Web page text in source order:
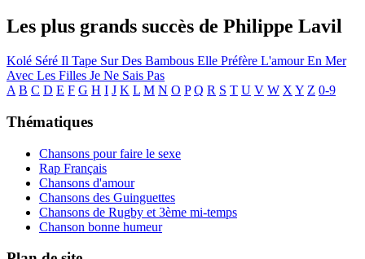
Les plus grands succès de Philippe Lavil
Kolé Séré Il Tape Sur Des Bambous Elle Préfère L'amour En Mer
Avec Les Filles Je Ne Sais Pas
A B C D E F G H I J K L M N O P Q R S T U V W X Y Z 0-9
Thématiques
Chansons pour faire le sexe
Rap Français
Chansons d'amour
Chansons des Guinguettes
Chansons de Rugby et 3ème mi-temps
Chanson bonne humeur